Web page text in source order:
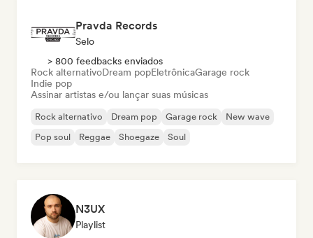
Pravda Records
Selo
> 800 feedbacks enviados
Rock alternativoDream popEletrônicaGarage rock
Indie pop
Assinar artistas e/ou lançar suas músicas
Rock alternativo Dream pop Garage rock
New wave
Pop soul
Reggae Shoegaze Soul
N3UX
Playlist